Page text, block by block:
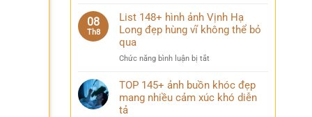
lung
linh
phố
đèn
Ảnh
Lăng
nghiêm
bình
yên
08
Th8
List 148+ hình ảnh Vịnh Hạ
Long đẹp hùng vĩ không thể bỏ
qua
Chức năng bình luận bị tắt
148+
hình
TOP 145+ ảnh buồn khóc đẹp
mang nhiều cảm xúc khó diễn
tả